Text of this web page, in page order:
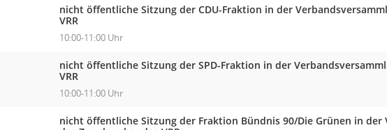
nicht öffentliche Sitzung der CDU-Fraktion in der
VRR
10:00-11:00 Uhr
nicht öffentliche Sitzung der SPD-Fraktion in der
VRR
10:00-11:00 Uhr
nicht öffentliche Sitzung der Fraktion Bündnis 90/Die Grünen in der